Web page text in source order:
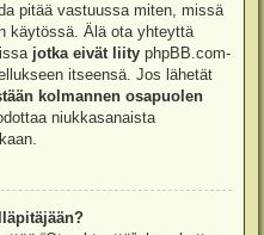
pitää vastuussa miten, missä
käytössä. Älä ota yhteyttä
jotka eivät liity phpBB.com-
itseensä. Jos lähetät
kolmannen osapuolen
niukkasanaista